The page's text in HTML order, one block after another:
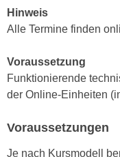
Hinweis
Alle Termine finden
Voraussetzung
Funktionierende
der Online-Einheiten
Voraussetzungen
Je nach Kursmodell
n
h
l
t
e
n
u
I
h
e
d
u
c
h